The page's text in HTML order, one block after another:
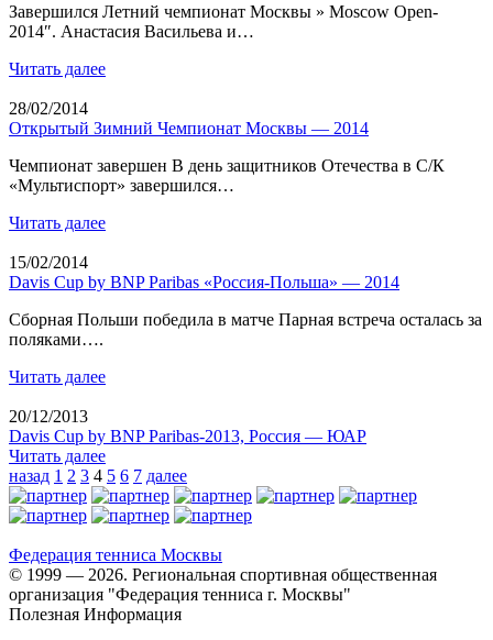
Завершился Летний чемпионат Москвы » Moscow Open-
2014″. Анастасия Васильева и…
Читать далее
28/02/2014
Открытый Зимний Чемпионат Москвы — 2014
Чемпионат завершен В день защитников Отечества в С/К
«Мультиспорт» завершился…
Читать далее
15/02/2014
Davis Cup by BNP Paribas «Россия-Польша» — 2014
Сборная Польши победила в матче Парная встреча осталась за
поляками….
Читать далее
20/12/2013
Davis Cup by BNP Paribas-2013, Россия — ЮАР
Читать далее
назад 1 2 3 4 5 6 7 далее
Федерация тенниса Москвы
© 1999 — 2026. Региональная спортивная общественная
организация "Федерация тенниса г. Москвы"
Полезная Информация